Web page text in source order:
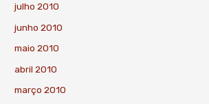
julho 2010
junho 2010
maio 2010
abril 2010
março 2010